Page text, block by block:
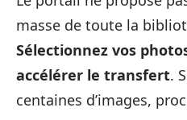
masse de toute la
Sélectionnez vos
accélérer le transfert.
centaines d’images,